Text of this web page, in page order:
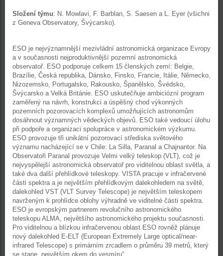
Složení týmu: N. Mowlavi, F. Barblan, S. Saesen a L. Eyer (všichni
z Geneva Observatory, Švýcarsko).
ESO je nejvýznamnější mezivládní astronomická organizace Evropy
a v současnosti nejproduktivnější pozemní astronomická
observatoř. ESO podporuje celkem 15 členských zemí: Belgie,
Brazílie, Česká republika, Dánsko, Finsko, Francie, Itálie, Německo,
Nizozemsko, Portugalsko, Rakousko, Španělsko, Švédsko,
Švýcarsko a Velká Británie. ESO uskutečňuje ambiciózní program
zaměřený na návrh, konstrukci a úspěšný chod výkonných
pozemních pozorovacích komplexů umožňujících astronomům
dosáhnout významných vědeckých objevů. ESO také vedoucí úlohu
při podpoře a organizaci spolupráce v astronomickém výzkumu.
ESO provozuje tři unikátní pozorovací střediska světového
významu nacházející se v Chile: La Silla, Paranal a Chajnantor. Na
Observatoři Paranal provozuje Velmi velký teleskop (VLT), což je
nejvyspělejší astronomická observatoř pro viditelnou oblast světla, a
také dva další přehlídkové teleskopy. VISTA pracuje v infračervené
části spektra a je největším přehlídkovým dalekohledem na světě,
dalekohled VST (VLT Survey Telescope) je největším teleskopem
navrženým k prohlídce oblohy výhradně ve viditelné části spektra.
ESO je evropským partnerem revolučního astronomického
teleskopu ALMA, největšího astronomického projektu současnosti.
Pro viditelnou a blízkou infračervenou oblast ESO rovněž plánuje
nový dalekohled E-ELT (European Extremely Large optical/near-
infrared Telescope) s primárním zrcadlem o průměru 39 metrů, který
se stane „největším okem do vesmíru“.